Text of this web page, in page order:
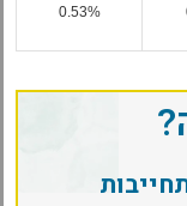
0.53%